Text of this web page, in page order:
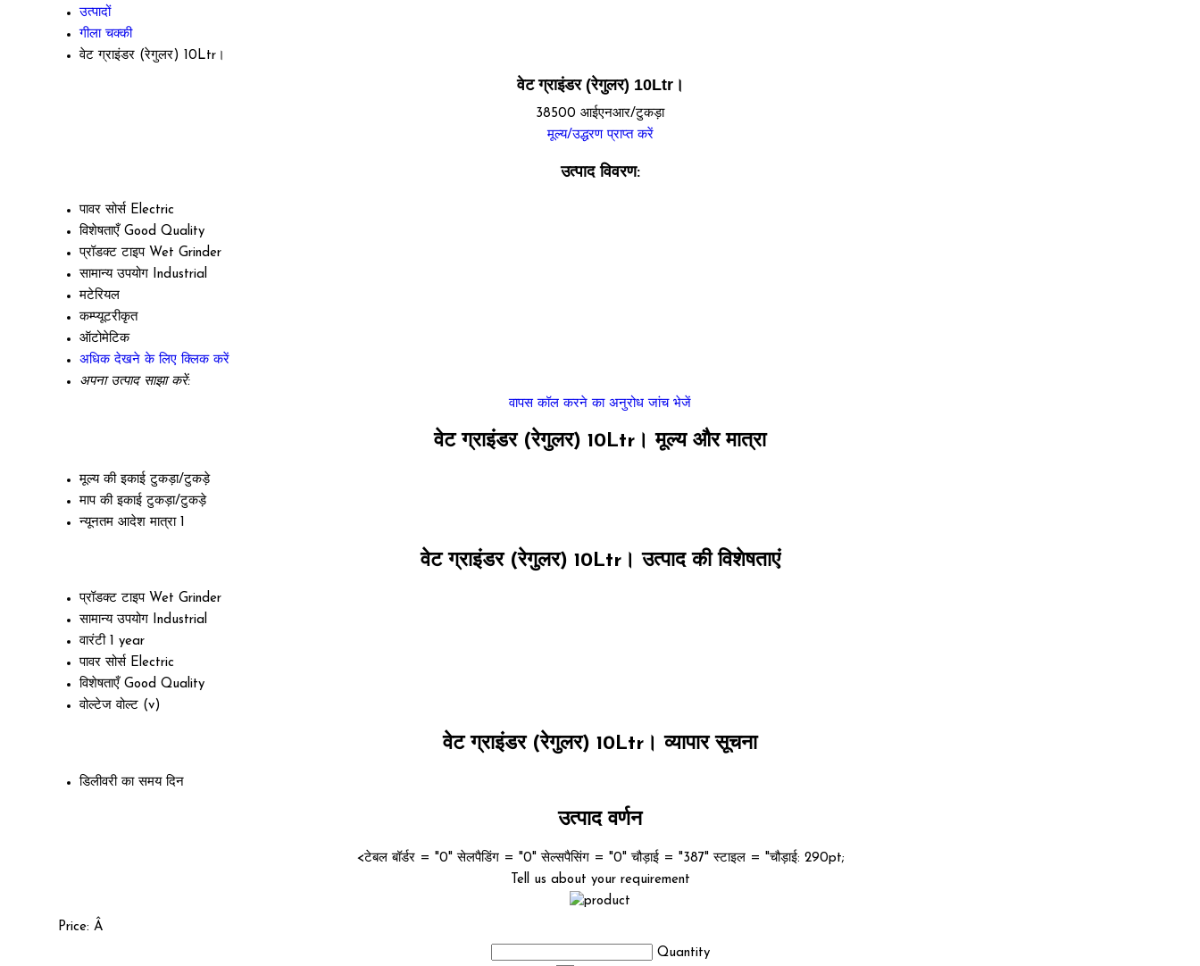
उत्पादों
गीला चक्की
वेट ग्राइंडर (रेगुलर) 10Ltr।
वेट ग्राइंडर (रेगुलर) 10Ltr।
38500 आईएनआर/टुकड़ा
मूल्य/उद्धरण प्राप्त करें
उत्पाद विवरण:
पावर सोर्स Electric
विशेषताएँ Good Quality
प्रॉडक्ट टाइप Wet Grinder
सामान्य उपयोग
Industrial
मटेरियल
कम्प्यूटरीकृत
ऑटोमेटिक
अधिक देखने के लिए क्लिक करें
अपना उत्पाद साझा करें:
वापस कॉल करने का अनुरोध जांच भेजें
वेट ग्राइंडर (रेगुलर) 10Ltr। मूल्य और मात्रा
मूल्य की इकाई टुकड़ा/टुकड़े
माप की इकाई टुकड़ा/टुकड़े
न्यूनतम आदेश मात्रा
वेट ग्राइंडर (रेगुलर) 10Ltr। उत्पाद की विशेषताएं
प्रॉडक्ट टाइप Wet Grinder
सामान्य उपयोग Industrial
वारंटी 1 year
पावर सोर्स Electric
विशेषताएँ Good Quality
वोल्टेज वोल्ट (v)
वेट ग्राइंडर (रेगुलर) 10Ltr। व्यापार सूचना
डिलीवरी का समय दिन
उत्पाद वर्णन
<टेबल बॉर्डर = "0" सेलपैडिंग = "0" सेल्सपैसिंग = "0" चौड़ाई = "387" स्टाइल = "चौड़ाई: 290pt;
Tell us about your requirement
Price: Â
Quantity